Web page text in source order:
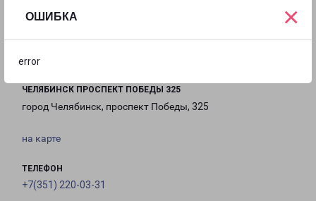
ОШИБКА
error
×
с 10:00 до
ЧЕЛЯБИНСК ПРОСПЕКТ ПОБЕДЫ 325
город Челябинск, проспект Победы, 325
на карте
ТЕЛЕФОН
+7(351) 220-03-31